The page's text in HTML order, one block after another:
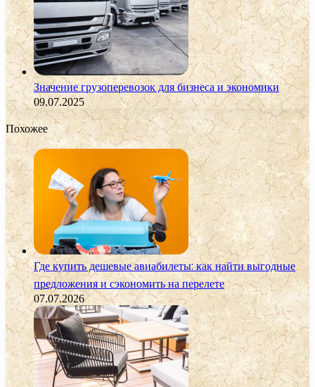
Значение грузоперевозок для бизнеса и экономики
09.07.2025
Похожее
Где купить дешевые авиабилеты: как найти выгодные
предложения и сэкономить на перелете
07.07.2026